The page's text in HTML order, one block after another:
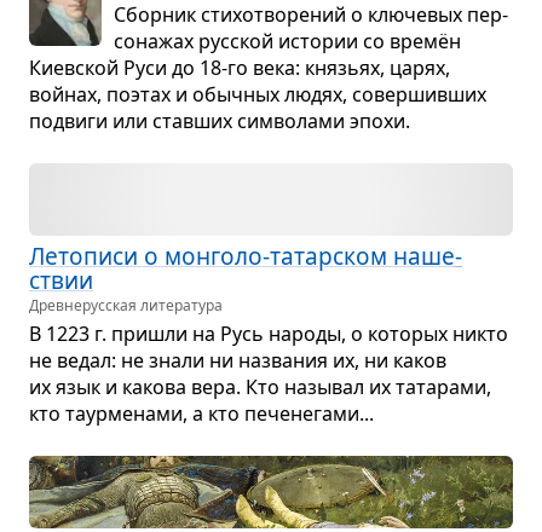
Сбор­ник сти­хо­тво­ре­ний о клю­че­вых пер­
со­на­жах рус­ской исто­рии со времён
Киев­ской Руси до 18-го века: кня­зьях, царях,
войнах, поэтах и обыч­ных людях, совер­шив­ших
подвиги или став­ших сим­во­лами эпохи.
Лето­писи о мон­голо-татар­ском наше­
ствии
Древне­русская литература
В 1223 г. при­шли на Русь народы, о кото­рых никто
не ведал: не знали ни назва­ния их, ни каков
их язык и какова вера. Кто назы­вал их тата­рами,
кто таур­ме­нами, а кто пече­не­гами...